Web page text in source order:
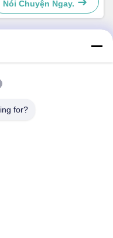
Nói Chuyện Ngay.
Hàng Châu,
for?